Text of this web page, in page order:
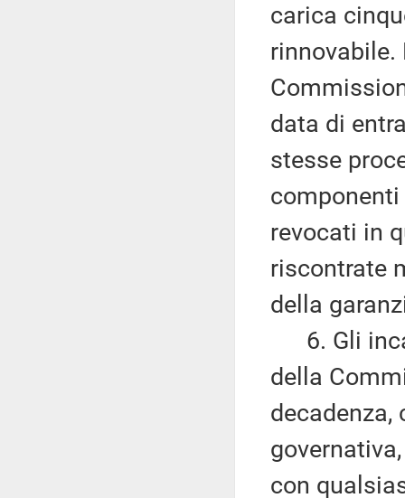
carica
data di
stesse
revocati in
riscontrate
della
6. Gli
della
con